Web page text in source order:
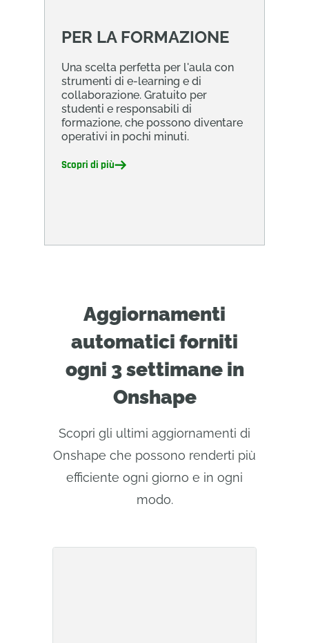
PER LA FORMAZIONE
Una scelta perfetta per l'aula con
strumenti di e-learning e di
collaborazione. Gratuito per
studenti e responsabili di
formazione, che possono diventare
operativi in pochi minuti.
Scopri di più
Aggiornamenti
automatici forniti
ogni 3 settimane in
Onshape
Scopri gli ultimi aggiornamenti di
Onshape che possono renderti più
efficiente ogni giorno e in ogni
modo.